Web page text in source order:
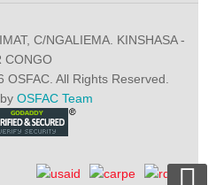
C/NGALIEMA. KINSHASA -
CONGO
All Rights Reserved.
OSFAC Team